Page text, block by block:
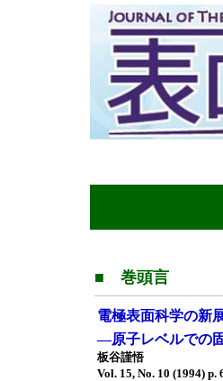
■ 巻頭言
電極表面科学の新
—原子レベルでの
板谷謹悟
Vol. 15, No. 10 (1994) p.